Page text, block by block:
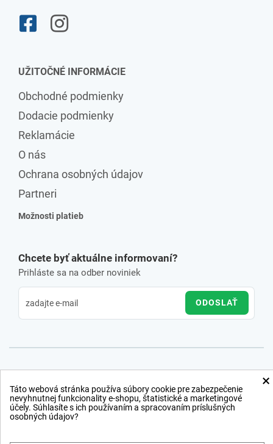
UŽITOČNÉ INFORMÁCIE
Obchodné podmienky
Dodacie podmienky
Reklamácie
O nás
Ochrana osobných údajov
Partneri
Možnosti platieb
Chcete byť aktuálne informovaní?
Prihláste sa na odber noviniek
ODOSLAŤ
×
Táto webová stránka používa súbory cookie pre zabezpečenie
nevyhnutnej funkcionality e-shopu, štatistické a marketingové
účely. Súhlasíte s ich používaním a spracovaním príslušných
osobných údajov?